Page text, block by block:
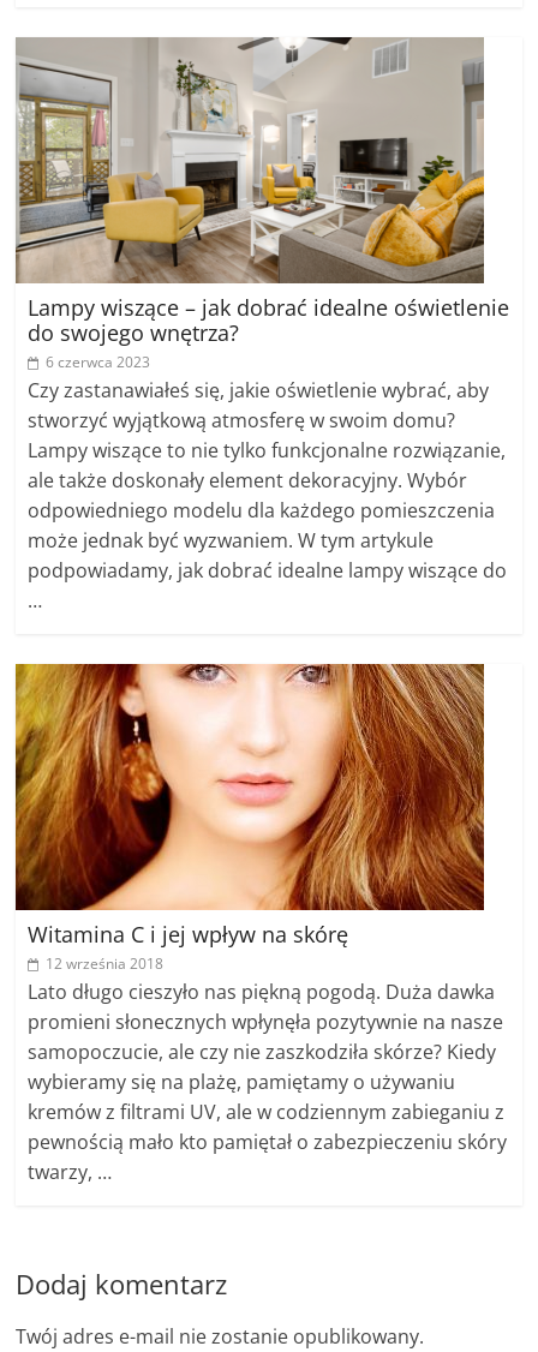
Lampy wiszące – jak dobrać idealne oświetlenie
do swojego wnętrza?
6 czerwca 2023
Czy zastanawiałeś się, jakie oświetlenie wybrać, aby
stworzyć wyjątkową atmosferę w swoim domu?
Lampy wiszące to nie tylko funkcjonalne rozwiązanie,
ale także doskonały element dekoracyjny. Wybór
odpowiedniego modelu dla każdego pomieszczenia
może jednak być wyzwaniem. W tym artykule
podpowiadamy, jak dobrać idealne lampy wiszące do
…
Witamina C i jej wpływ na skórę
12 września 2018
Lato długo cieszyło nas piękną pogodą. Duża dawka
promieni słonecznych wpłynęła pozytywnie na nasze
samopoczucie, ale czy nie zaszkodziła skórze? Kiedy
wybieramy się na plażę, pamiętamy o używaniu
kremów z filtrami UV, ale w codziennym zabieganiu z
pewnością mało kto pamiętał o zabezpieczeniu skóry
twarzy, …
Dodaj komentarz
Twój adres e-mail nie zostanie opublikowany.